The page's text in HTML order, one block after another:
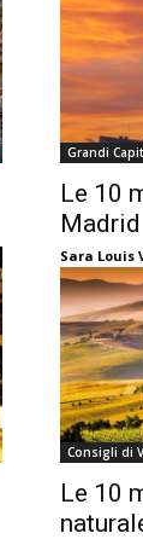
Grandi
Le 10
Madrid
Sara Louis
Consigli di
Le 10